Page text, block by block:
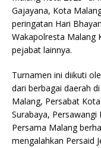
Gajayana, Kota
peringatan Hari
Wakapolresta Malang
pejabat lainnya.
Turnamen ini diikuti
dari berbagai daerah
Malang, Persabat
Surabaya,
Persama Malang
mengalahkan Persaid